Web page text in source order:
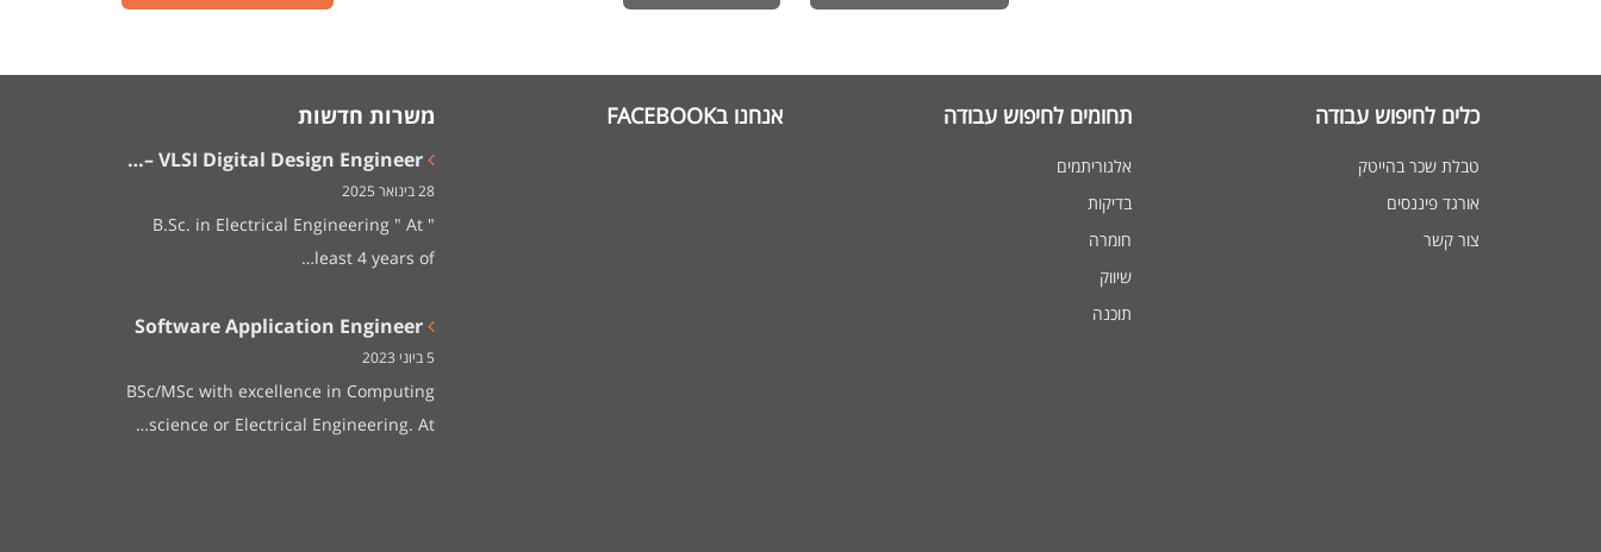
כלים לחיפוש עבודה
טבלת שכר בהייטק
אורגד פיננסים
צור קשר
תחומים לחיפוש עבודה
אלגוריתמים
בדיקות
חומרה
שיווק
תוכנה
אנחנו בFACEBOOK משרות חדשות
VLSI Digital Design Engineer –…
28 בינואר 2025
" B.Sc. in Electrical Engineering " At
least 4 years of…
Software Application Engineer
5 ביוני 2023
BSc/MSc with excellence in Computing
science or Electrical Engineering. At…